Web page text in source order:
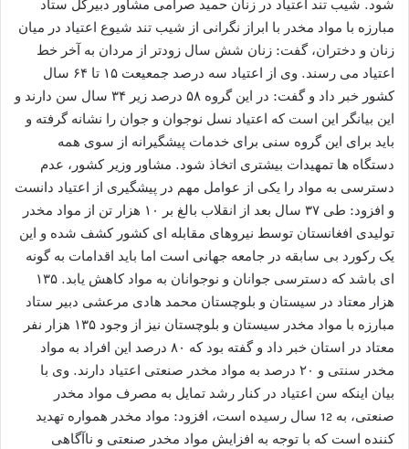
شود. شیب تند اعتیاد در زنان حمید صرامی مشاور دبیرکل ستاد
مبارزه با مواد مخدر با ابراز نگرانی از شیب تند شیوع اعتیاد در میان
زنان و دختران، گفت: زنان شش سال زودتر از مردان به آخر خط
اعتیاد می رسند. وی از اعتیاد سه درصد جمعیعت ۱۵ تا ۶۴ سال
کشور خبر داد و گفت: در این گروه ۵۸ درصد زیر ۳۴ سال سن دارند و
این بیانگر این است که اعتیاد نسل نوجوان و جوان را نشانه گرفته و
باید برای این گروه سنی برای خدمات پیشگیرانه از سوی همه
دستگاه ها تمهیدات بیشتری اتخاذ شود. مشاور وزیر کشور، عدم
دسترسی به مواد را یکی از عوامل مهم در پیشگیری از اعتیاد دانست
و افزود: طی ۳۷ سال بعد از انقلاب بالغ بر ۱۰ هزار تن از مواد مخدر
تولیدی افغانستان توسط نیروهای مقابله ای کشور کشف شده و این
یک رکورد بی سابقه در جامعه جهانی است اما باید اقدامات به گونه
ای باشد که دسترسی جوانان و نوجوانان به مواد کاهش یابد. ۱۳۵
هزار معتاد در سیستان و بلوچستان محمد هادی مرعشی دبیر ستاد
مبارزه با مواد مخدر سیستان و بلوچستان نیز از وجود ۱۳۵ هزار نفر
معتاد در استان خبر داد و گفته بود که ۸۰ درصد این افراد به مواد
مخدر سنتی و ۲۰ درصد به مواد مخدر صنعتی اعتیاد دارند. وی با
بیان اینکه سن اعتیاد در کنار رشد تمایل به مصرف مواد مخدر
صنعتی، به 12 سال رسیده است، افزود: مواد مخدر همواره تهدید
کننده است که با توجه به افزایش مواد مخدر صنعتی و ناآگاهی